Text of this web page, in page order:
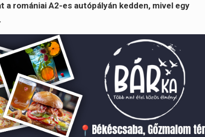
romániai A2-es autópályán kedden, mivel egy